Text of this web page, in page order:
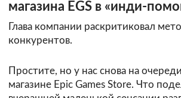
магазина EGS в «инди-
Глава компании раскритиковал
конкурентов.
Простите, но у нас снова на
магазине Epic Games Store. Что